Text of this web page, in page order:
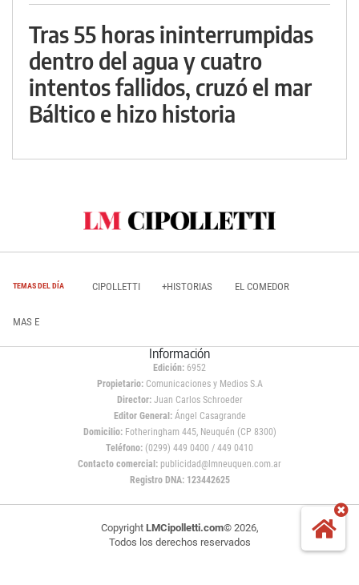
Tras 55 horas ininterrumpidas
dentro del agua y cuatro
intentos fallidos, cruzó el mar
Báltico e hizo historia
TEMAS DEL DÍA CIPOLLETTI +HISTORIAS EL COMEDOR
MAS E
Información
Edición: 6952
Propietario:Comunicaciones y Medios S.A
Director: Juan Carlos Schroeder
Editor General:Ángel Casagrande
Domicilio:Fotheringham 445, Neuquén (CP 8300)
Teléfono: (0299) 449 0400 / 449 0410
Contacto comercial: publicidad@lmneuquen.com.ar
Registro DNA: 123442625
Copyright LMCipolletti.com© 2026,
Todos los derechos reservados